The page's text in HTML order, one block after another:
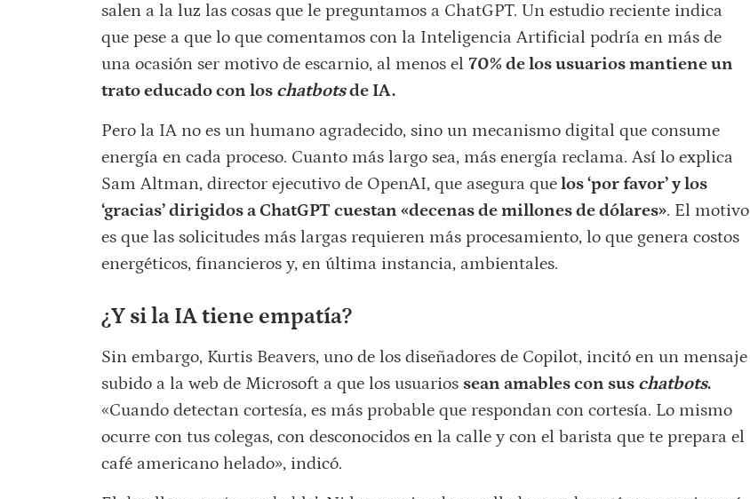
salen a la luz las cosas que le preguntamos a ChatGPT. Un estudio reciente indica
que pese a que lo que comentamos con la Inteligencia Artificial podría en más de
una ocasión ser motivo de escarnio, al menos el 70% de los usuarios mantiene un
trato educado con los chatbotsde IA.
Pero la IA no es un humano agradecido, sino un mecanismo digital que consume
energía en cada proceso. Cuanto más largo sea, más energía reclama. Así lo explica
Sam Altman, director ejecutivo de OpenAI, que asegura quelos ‘por favor’ y los
‘gracias’ dirigidos a ChatGPT cuestan «decenas de millones de dólares». El motivo
es que las solicitudes más largas requieren más procesamiento, lo que genera costos
energéticos, financieros y, en última instancia, ambientales.
¿Y si la IA tiene empatía?
Sin embargo, Kurtis Beavers, uno de los diseñadores de Copilot, incitó en un mensaje
subido a la web de Microsoft a que los usuarios sean amables con sus chatbots.
«Cuando detectan cortesía, es más probable que respondan con cortesía. Lo mismo
ocurre con tus colegas, con desconocidos en la calle y con el barista que te prepara el
café americano helado», indicó.